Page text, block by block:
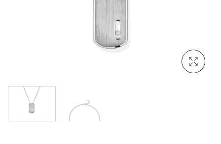
Rolex Certified Pre-Owned entdecken